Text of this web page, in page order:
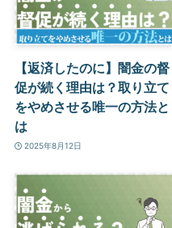
【返済したのに】闇金の督
促が続く理由は？取り立て
をやめさせる唯一の方法と
は
2025年8月12日